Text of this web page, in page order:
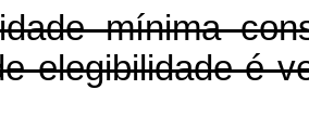
mínima
elegibilidade é